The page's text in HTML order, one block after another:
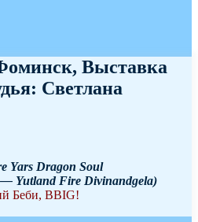
Выставка
Светлана
Yars Dragon Soul
— Yutland Fire Divinandgela)
Беби, BBIG!